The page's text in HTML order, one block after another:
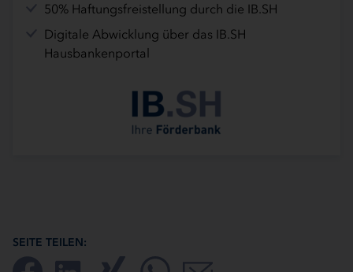
50% Haftungsfreistellung durch die IB.SH
Digitale Abwicklung über das IB.SH
Hausbankenportal
SEITE TEILEN: